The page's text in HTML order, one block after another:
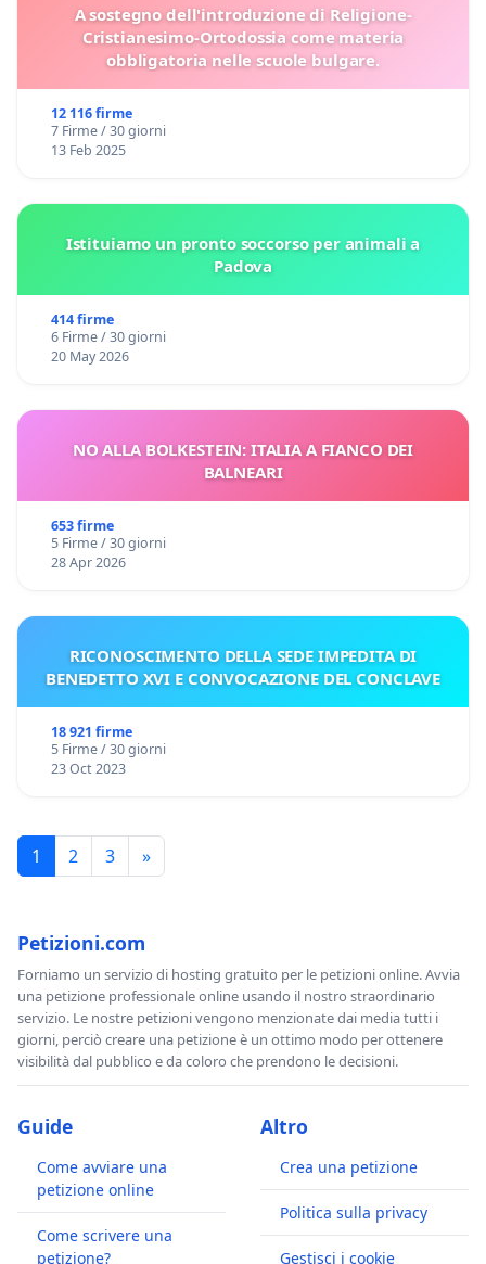
A sostegno dell'introduzione di Religione-
Cristianesimo-Ortodossia come materia
obbligatoria nelle scuole bulgare.
12 116 firme
7 Firme / 30 giorni
13 Feb 2025
Istituiamo un pronto soccorso per animali a
Padova
414 firme
6 Firme / 30 giorni
20 May 2026
NO ALLA BOLKESTEIN: ITALIA A FIANCO DEI
BALNEARI
653 firme
5 Firme / 30 giorni
28 Apr 2026
RICONOSCIMENTO DELLA SEDE IMPEDITA DI
BENEDETTO XVI E CONVOCAZIONE DEL CONCLAVE
18 921 firme
5 Firme / 30 giorni
23 Oct 2023
1 2 3 »
Petizioni.com
Forniamo un servizio di hosting gratuito per le petizioni online. Avvia
una petizione professionale online usando il nostro straordinario
servizio. Le nostre petizioni vengono menzionate dai media tutti i
giorni, perciò creare una petizione è un ottimo modo per ottenere
visibilità dal pubblico e da coloro che prendono le decisioni.
Guide
Come avviare una
petizione online
Come scrivere una
petizione?
Altro
Crea una petizione
Politica sulla privacy
Gestisci i cookie